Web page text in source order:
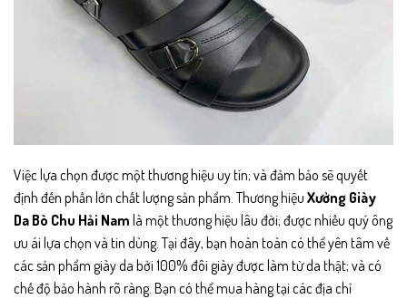
Việc lựa chọn được một thương hiệu uy tín; và đảm bảo sẽ quyết
định đến phần lớn chất lượng sản phẩm. Thương hiệu Xưởng Giày
Da Bò Chu Hải Nam là một thương hiệu lâu đời; được nhiều quý ông
ưu ái lựa chọn và tin dùng. Tại đây, bạn hoàn toàn có thể yên tâm về
các sản phẩm giày da bởi 100% đôi giày được làm từ da thật; và có
chế độ bảo hành rõ ràng. Bạn có thể mua hàng tại các địa chỉ